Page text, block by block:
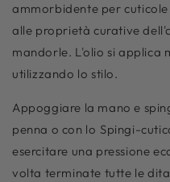
ammorbidente per cuticole
alle proprietà curative
mandorle. L'olio si applica
utilizzando lo stilo.
Appoggiare la mano e
penna o con lo Spingi-
esercitare una pressione
volta terminate tutte le